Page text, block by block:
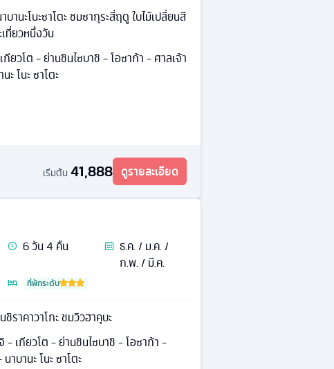
านะโนะซาโตะ ชมซากุระสี่ฤดู ใบไม้เปลี่ยนสี
ที่ยวหนึ่งวัน
กียวโต - ย่านชินไซบาชิ - โอซาก้า - ศาลเจ้า
ะ โนะ ซาโตะ
เริ่มต้น 41,888 ดูรายละเอียด
6วัน4 คืน
ธ.ค. / ม.ค. /
ก.พ. / มี.ค.
ที่พักระดับ
ราคาวาโกะ ชมวิวฮาคุบะ
- เกียวโต - ย่านชินไซบาชิ - โอซาก้า -
าบานะ โนะ ซาโตะ